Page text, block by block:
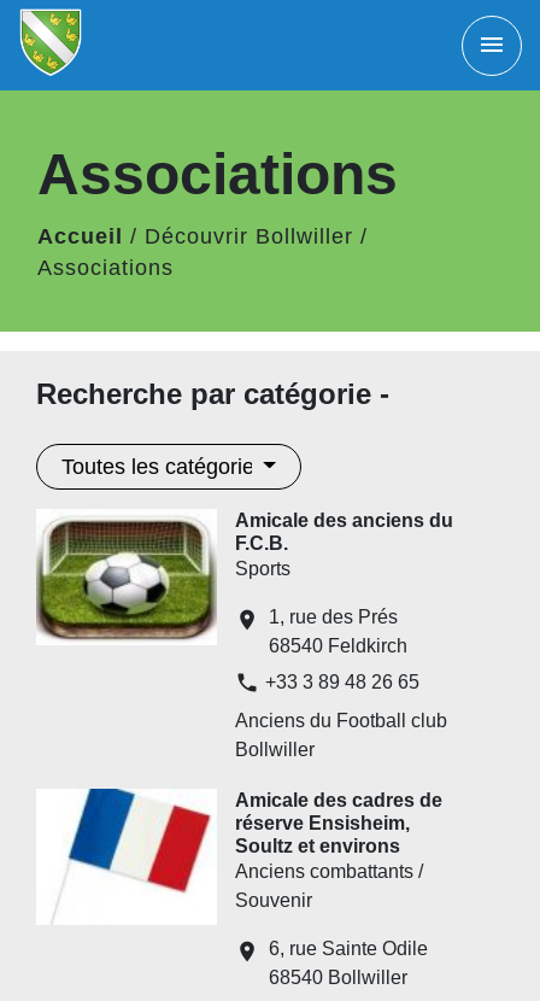
menu
Associations
Accueil / Découvrir Bollwiller /
Associations
Recherche par catégorie -
Toutes les catégories
Amicale des anciens du
F.C.B.
Sports
location_on
1, rue des Prés
68540 Feldkirch
phone +33 3 89 48 26 65
Anciens du Football club
Bollwiller
Amicale des cadres de
réserve Ensisheim,
Soultz et environs
Anciens combattants /
Souvenir
location_on
6, rue Sainte Odile
68540 Bollwiller